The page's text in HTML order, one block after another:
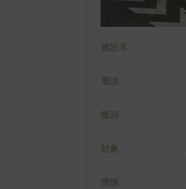
施設名
電話
種別
対象
喫煙